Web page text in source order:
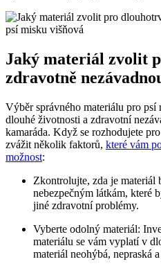
Jaký materiál zvolit
zdravotně
Výběr správného materiálu pro
dlouhé životnosti a zdravotní
kamaráda. Když se rozhodujete
zvážit několik faktorů, které vám
možnost:
Zkontrolujte, zda je materiál
nebezpečným látkám, které
jiné zdravotní problémy.
Vyberte odolný materiál:
materiálu se vám vyplatí v
materiál neohýbá, nepraská